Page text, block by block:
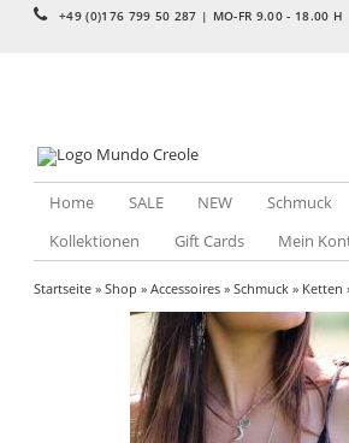
+49 (0)176 799 50 287 | MO-FR 9.00 - 18.00 H
Home SALE NEW Schmuck
Kollektionen
Gift Cards Mein
Startseite » Shop » Accessoires » Schmuck » Ketten